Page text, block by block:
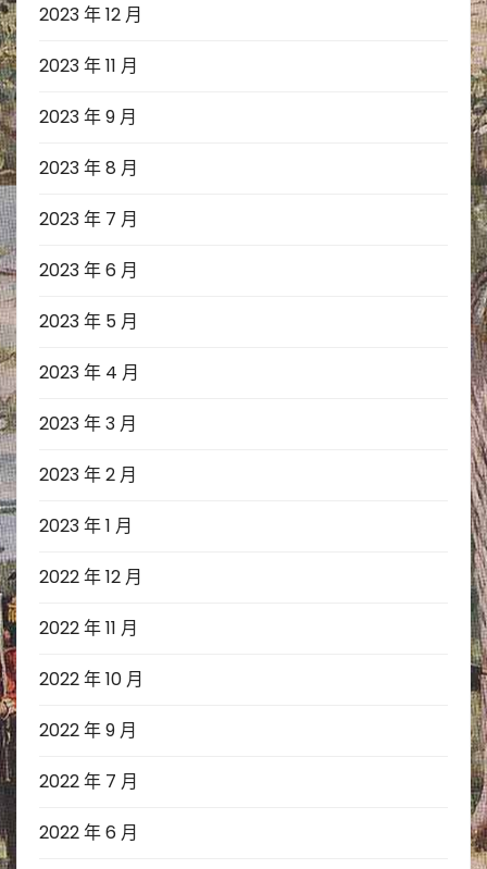
2023 年 12 月
2023 年 11 月
2023 年 9 月
2023 年 8 月
2023 年 7 月
2023 年 6 月
2023 年 5 月
2023 年 4 月
2023 年 3 月
2023 年 2 月
2023 年 1 月
2022 年 12 月
2022 年 11 月
2022 年 10 月
2022 年 9 月
2022 年 7 月
2022 年 6 月